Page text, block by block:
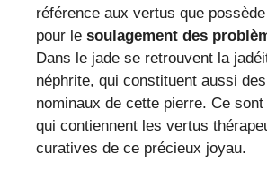
référence aux vertus que
pour le soulagement des
Dans le jade se retrouvent la
néphrite, qui constituent aussi
nominaux de cette pierre. Ce
qui contiennent les vertus
curatives de ce précieux joyau.